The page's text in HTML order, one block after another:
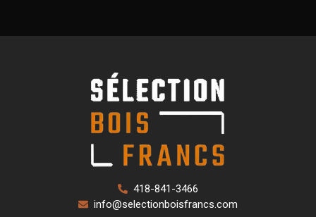
418-841-3466
info@selectionboisfrancs.com